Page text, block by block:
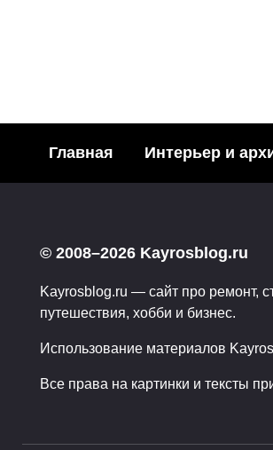
подстаканники… или
эстетика питья
Поделитья с друзьями в
Главная Интерьер и
© 2008–2026 Kayrosblog.ru
Kayrosblog.ru — сайт про ремонт,
путешествия, хобби и бизнес.
Использование материалов
Все права на картинки и тексты